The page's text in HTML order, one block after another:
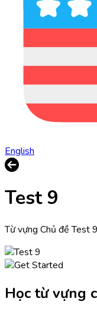
English
Test 9
Từ vựng Chủ đề Test
Học từ vựng